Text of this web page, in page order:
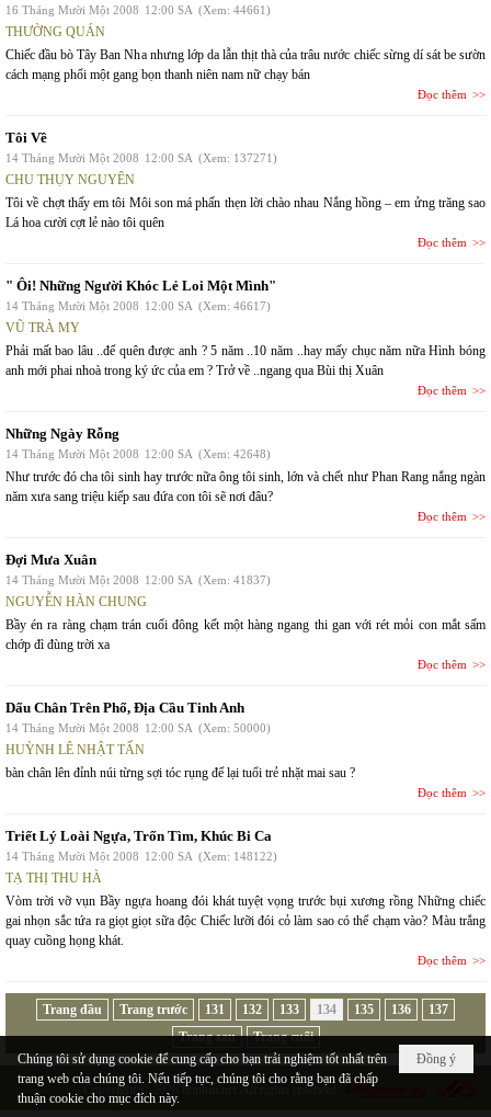
16 Tháng Mười Một 2008 12:00 SA (Xem: 44661)
THƯỜNG QUÁN
Chiếc đầu bò Tây Ban Nha nhưng lớp da lẫn thịt thà của trâu nước chiếc sừng dí sát be sườn
cách mạng phổi một gang bọn thanh niên nam nữ chạy bán
Đọc thêm
Tôi Về
14 Tháng Mười Một 2008 12:00 SA (Xem: 137271)
CHU THỤY NGUYÊN
Tôi về chợt thấy em tôi Môi son má phấn thẹn lời chào nhau Nắng hồng – em ửng trăng sao
Lá hoa cười cợt lẻ nào tôi quên
Đọc thêm
" Ôi! Những Người Khóc Lẻ Loi Một Mình"
14 Tháng Mười Một 2008 12:00 SA (Xem: 46617)
VŨ TRÀ MY
Phải mất bao lâu ..để quên được anh ? 5 năm ..10 năm ..hay mấy chục năm nữa Hình bóng
anh mới phai nhoà trong ký ức của em ? Trở về ..ngang qua Bùi thị Xuân
Đọc thêm
Những Ngày Rỗng
14 Tháng Mười Một 2008 12:00 SA (Xem: 42648)
Như trước đó cha tôi sinh hay trước nữa ông tôi sinh, lớn và chết như Phan Rang nắng ngàn
năm xưa sang triệu kiếp sau đứa con tôi sẽ nơi đâu?
Đọc thêm
Đợi Mưa Xuân
14 Tháng Mười Một 2008 12:00 SA (Xem: 41837)
NGUYỄN HÀN CHUNG
Bầy én ra ràng chạm trán cuối đông kết một hàng ngang thi gan với rét mỏi con mắt sấm
chớp đì đùng trời xa
Đọc thêm
Dấu Chân Trên Phố, Địa Cầu Tinh Anh
14 Tháng Mười Một 2008 12:00 SA (Xem: 50000)
HUỲNH LÊ NHẬT TẤN
bàn chân lên đỉnh núi từng sợi tóc rụng để lại tuổi trẻ nhặt mai sau ?
Đọc thêm
Triết Lý Loài Ngựa, Trốn Tìm, Khúc Bi Ca
14 Tháng Mười Một 2008 12:00 SA (Xem: 148122)
TẠ THỊ THU HÀ
Vòm trời vỡ vụn Bầy ngựa hoang đói khát tuyệt vọng trước bụi xương rồng Những chiếc
gai nhọn sắc tứa ra giọt giọt sữa độc Chiếc lưỡi đói cỏ làm sao có thể chạm vào? Màu trắng
quay cuồng họng khát.
Đọc thêm
Trang đầu Trang trước 131 132 133 134 135 136
137
Trang sau
Trang cuối
Copyright © 2026 hopluu.net All rights reserved
Đồng ý
Chúng tôi sử dụng cookie để cung cấp cho bạn trải nghiệm tốt nhất trên
trang web của chúng tôi. Nếu tiếp tục, chúng tôi cho rằng bạn đã chấp
thuận cookie cho mục đích này.